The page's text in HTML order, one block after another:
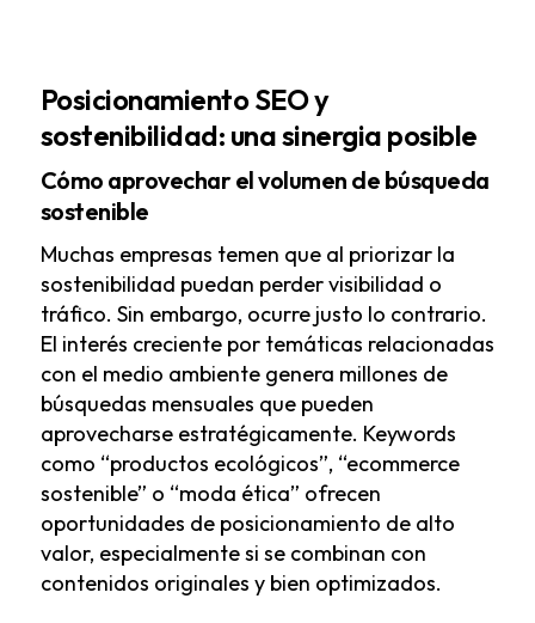
Posicionamiento SEO y
sostenibilidad: una sinergia posible
Cómo aprovechar el volumen de búsqueda
sostenible
Muchas empresas temen que al priorizar la
sostenibilidad puedan perder visibilidad o
tráfico. Sin embargo, ocurre justo lo contrario.
El interés creciente por temáticas relacionadas
con el medio ambiente genera millones de
búsquedas mensuales que pueden
aprovecharse estratégicamente. Keywords
como “productos ecológicos”, “ecommerce
sostenible” o “moda ética” ofrecen
oportunidades de posicionamiento de alto
valor, especialmente si se combinan con
contenidos originales y bien optimizados.